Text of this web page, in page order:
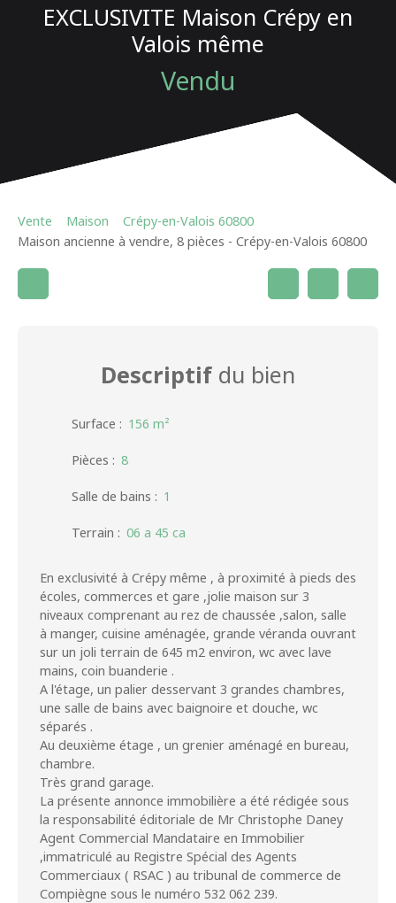
EXCLUSIVITE Maison Crépy en
Valois même
Vendu
Vente Maison
Crépy-en-Valois 60800
Maison ancienne à vendre, 8 pièces - Crépy-en-Valois 60800
Descriptif du bien
Surface : 156 m²
Pièces : 8
Salle de bains : 1
Terrain : 06 a 45 ca
En exclusivité à Crépy même , à proximité à pieds des
écoles, commerces et gare ,jolie maison sur 3
niveaux comprenant au rez de chaussée ,salon, salle
à manger, cuisine aménagée, grande véranda ouvrant
sur un joli terrain de 645 m2 environ, wc avec lave
mains, coin buanderie .
A l'étage, un palier desservant 3 grandes chambres,
une salle de bains avec baignoire et douche, wc
séparés .
Au deuxième étage , un grenier aménagé en bureau,
chambre.
Très grand garage.
La présente annonce immobilière a été rédigée sous
la responsabilité éditoriale de Mr Christophe Daney
Agent Commercial Mandataire en Immobilier
,immatriculé au Registre Spécial des Agents
Commerciaux ( RSAC ) au tribunal de commerce de
Compiègne sous le numéro 532 062 239.